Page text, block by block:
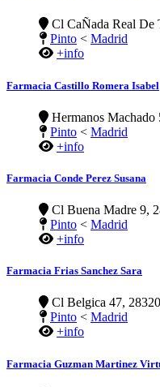
Cl CaÑada Real De
Pinto < Madrid
+info
Farmacia Castillo Romera Isabel
Hermanos Machado
Pinto < Madrid
+info
Farmacia Conde Perez Susana
Cl Buena Madre 9,
Pinto < Madrid
+info
Farmacia Frias Sanchez Sara
Cl Belgica 47, 28320
Pinto < Madrid
+info
Farmacia Guzman Martinez